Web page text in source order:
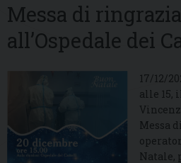
Messa di
all’Ospedale dei
17/12/
alle 15,
Messa
Natale,